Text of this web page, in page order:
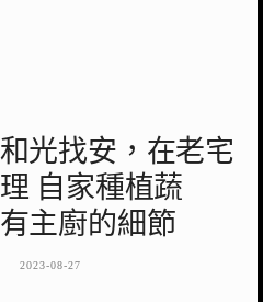
光找安，在老宅
自家種植蔬
主廚的細節
2023-08-27